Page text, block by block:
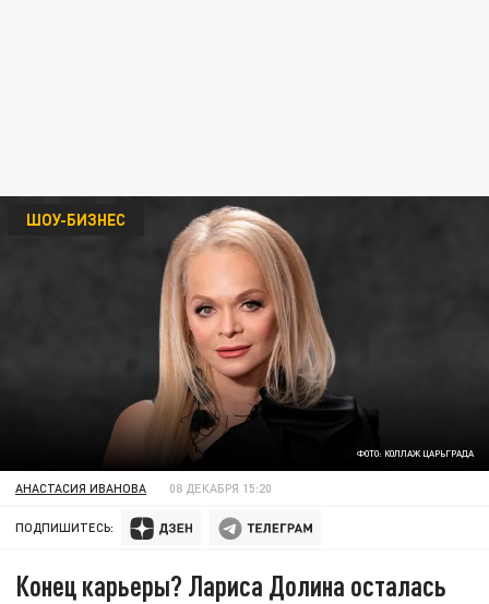
ФОТО: КОЛЛАЖ ЦАРЬГРАДА
ШОУ-БИЗНЕС
АНАСТАСИЯ ИВАНОВА 08 ДЕКАБРЯ 15:20
ПОДПИШИТЕСЬ:
Конец карьеры? Лариса Долина осталась